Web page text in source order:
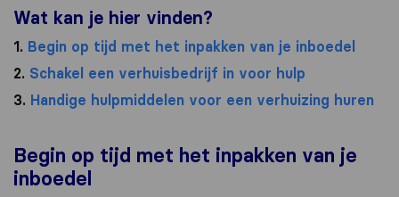
Wat kan je hier vinden?
1. Begin op tijd met het inpakken van je inboedel
2. Schakel een verhuisbedrijf in voor hulp
3. Handige hulpmiddelen voor een verhuizing huren
Begin op tijd met het inpakken van je
inboedel